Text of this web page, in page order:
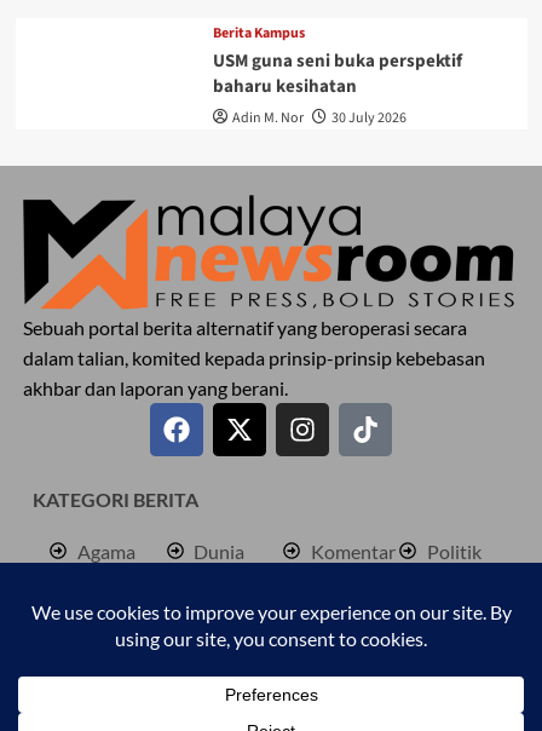
Berita Kampus
USM guna seni buka perspektif
baharu kesihatan
Adin M. Nor 30 July 2026
Sebuah portal berita alternatif yang beroperasi secara
dalam talian, komited kepada prinsip-prinsip kebebasan
akhbar dan laporan yang berani.
KATEGORI BERITA
Agama
Berita
Bisnes
Cetusan
Dunia
Jenayah
Kembara
Kesihatan
Komentar
Palestine
Pendidkan
Personaliti
Politik
Sukan